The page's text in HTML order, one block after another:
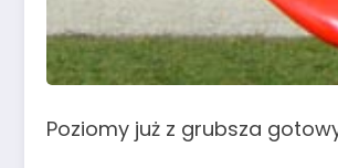
Poziomy już z grubsza